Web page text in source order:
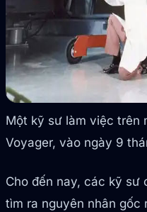
Một kỹ sư làm việc trên
Voyager, vào ngày 9
Cho đến nay, các kỹ sư
tìm ra nguyên nhân gốc